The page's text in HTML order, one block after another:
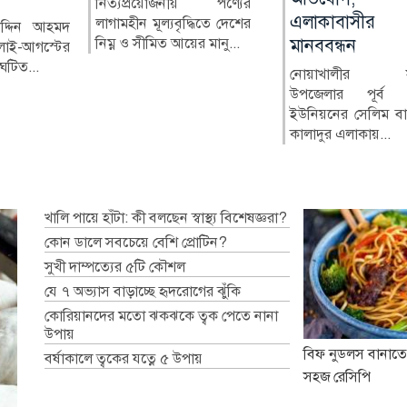
প্রা...
কুষ্টিয়ার মিরপুর উপজেলার
সাবেক নির্বাহী কর্মকর্তা
মুন্সীগঞ্জ
সহ-সভাপতি
বাবুর বিরুদ্ধে দায়ের
দেশের
মানু...
এলাকাবাসীর
মানববন্ধন
কক্সবাজারের
উপজেলা বিএনপির
এনামুল হকের
করে জু...
খালি পায়ে হাঁটা: কী বলছেন স্বাস্থ্য বিশেষজ্ঞরা?
কোন ডালে সবচেয়ে বেশি প্রোটিন?
সুখী দাম্পত্যের ৫টি কৌশল
যে ৭ অভ্যাস বাড়াচ্ছে হৃদরোগের ঝুঁকি
কোরিয়ানদের মতো ঝকঝকে ত্বক পেতে নানা
উপায়
বর্ষাকালে ত্বকের যত্নে ৫ উপায়
বিফ নুডলস
সহজ রেসিপি